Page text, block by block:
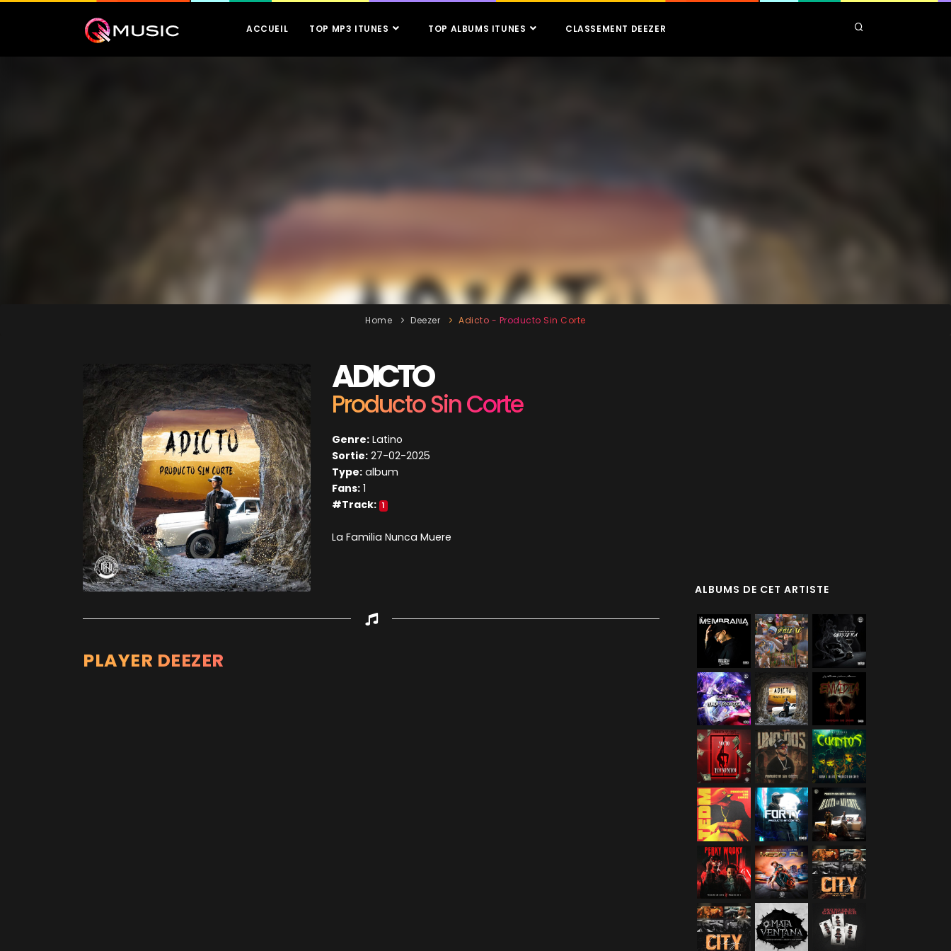
ACCUEIL TOP MP3 ITUNES TOP ALBUMS ITUNES CLASSEMENT DEEZER
Home Deezer Adicto - Producto Sin Corte
ADICTO
Producto Sin Corte
Genre: Latino
Sortie: 27-02-2025
Type: album
Fans: 1
#Track: 1
La Familia Nunca Muere
PLAYER DEEZER
ALBUMS DE CET ARTISTE